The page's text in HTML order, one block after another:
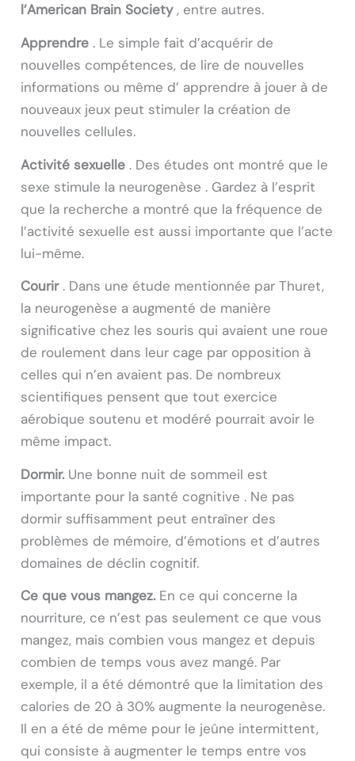
l’American Brain Society, entre autres.
Apprendre . Le simple fait d’acquérir de
nouvelles compétences, de lire de nouvelles
informations ou même d’ apprendre à jouer à de
nouveaux jeux peut stimuler la création de
nouvelles cellules.
Activité sexuelle . Des études ont montré que le
sexe stimule la neurogenèse . Gardez à l’esprit
que la recherche a montré que la fréquence de
l’activité sexuelle est aussi importante que l’acte
lui-même.
Courir. Dans une étude mentionnée par Thuret,
la neurogenèse a augmenté de manière
significative chez les souris qui avaient une roue
de roulement dans leur cage par opposition à
celles qui n’en avaient pas. De nombreux
scientifiques pensent que tout exercice
aérobique soutenu et modéré pourrait avoir le
même impact.
Dormir.Une bonne nuit de sommeil est
importante pour la santé cognitive . Ne pas
dormir suffisamment peut entraîner des
problèmes de mémoire, d’émotions et d’autres
domaines de déclin cognitif.
Ce que vous mangez.En ce qui concerne la
nourriture, ce n’est pas seulement ce que vous
mangez, mais combien vous mangez et depuis
combien de temps vous avez mangé. Par
exemple, il a été démontré que la limitation des
calories de 20 à 30% augmente la neurogenèse.
Il en a été de même pour le jeûne intermittent,
qui consiste à augmenter le temps entre vos